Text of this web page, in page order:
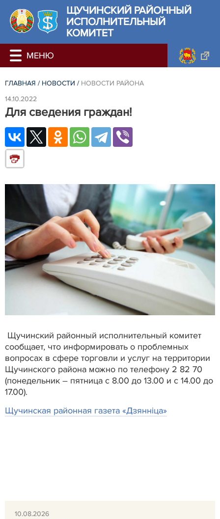
ЩУЧИНСКИЙ РАЙОННЫЙ
ИСПОЛНИТЕЛЬНЫЙ
КОМИТЕТ
ГЛАВНАЯ / НОВОСТИ / НОВОСТИ РАЙОНА
14.10.2022
Для сведения граждан!
Щучинский районный исполнительный комитет
сообщает, что информировать о проблемных
вопросах в сфере торговли и услуг на территории
Щучинского района можно по телефону 2 82 70
(понедельник – пятница с 8.00 до 13.00 и с 14.00 до
17.00).
Щучинская районная газета «Дзяннiца»
10.08.2026